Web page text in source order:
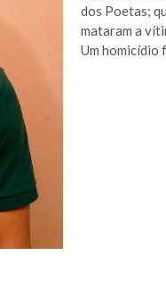
dos Poetas;
mataram a
Um homicídio